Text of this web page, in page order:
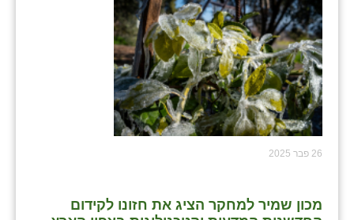
26 פבר 2025
מכון שמיר למחקר הציג את חזונו לקידום